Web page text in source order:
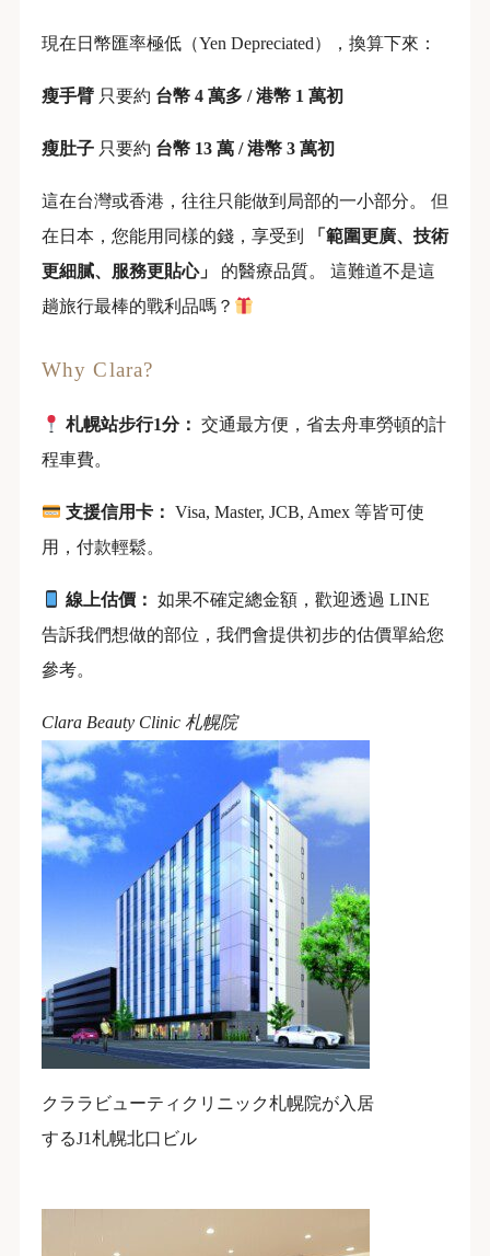
現在日幣匯率極低（Yen Depreciated），換算下來：
瘦手臂只要約 台幣 4 萬多 / 港幣 1 萬初
瘦肚子只要約 台幣 13 萬 / 港幣 3 萬初
這在台灣或香港，往往只能做到局部的一小部分。 但
在日本，您能用同樣的錢，享受到
「範圍更廣、技術
更細膩、服務更貼心」
的醫療品質。 這難道不是這
趟旅行最棒的戰利品嗎？
Why Clara?
札幌站步行1分： 交通最方便，省去舟車勞頓的計
程車費。
支援信用卡： Visa, Master, JCB, Amex 等皆可使
用，付款輕鬆。
線上估價： 如果不確定總金額，歡迎透過 LINE
告訴我們想做的部位，我們會提供初步的估價單給您
參考。
Clara Beauty Clinic 札幌院
クララビューティクリニック札幌院が入居
するJ1札幌北口ビル